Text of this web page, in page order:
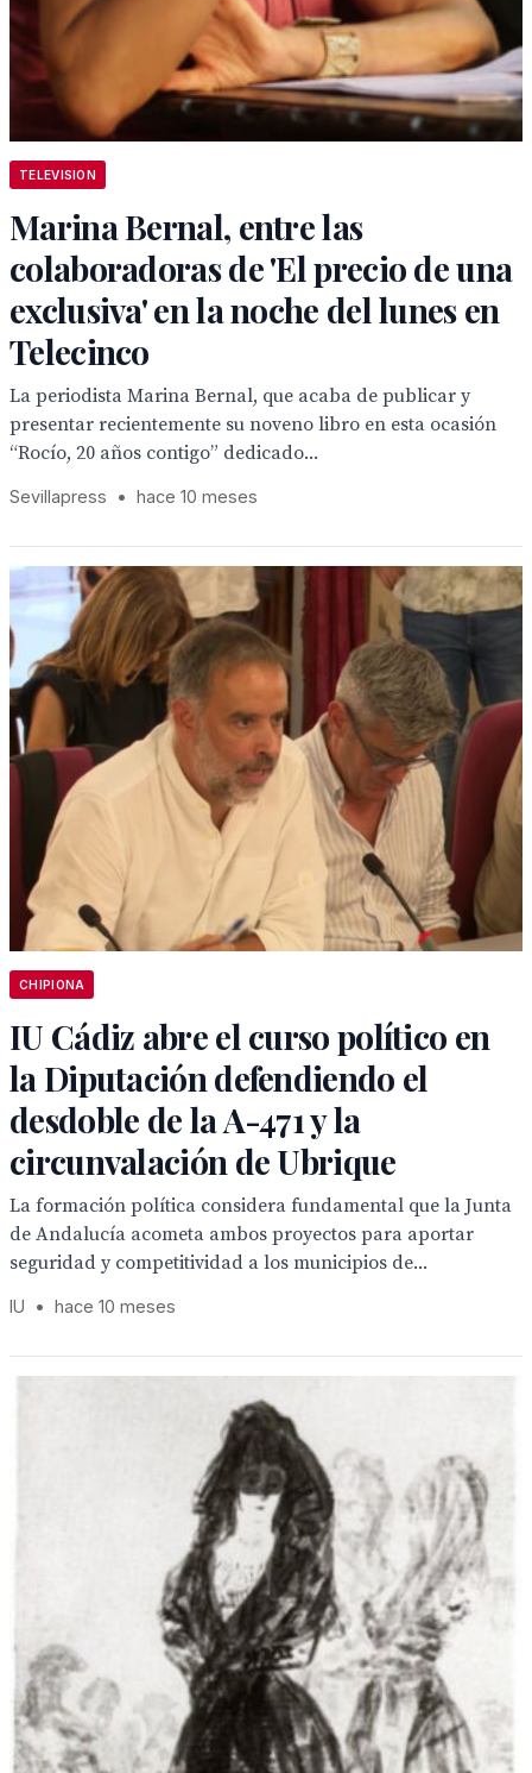
TELEVISION
Marina Bernal, entre las
colaboradoras de 'El precio de una
exclusiva' en la noche del lunes en
Telecinco
La periodista Marina Bernal, que acaba de publicar y
presentar recientemente su noveno libro en esta ocasión
“Rocío, 20 años contigo” dedicado...
Sevillapress • hace 10 meses
CHIPIONA
IU Cádiz abre el curso político en
la Diputación defendiendo el
desdoble de la A-471 y la
circunvalación de Ubrique
La formación política considera fundamental que la Junta
de Andalucía acometa ambos proyectos para aportar
seguridad y competitividad a los municipios de...
IU • hace 10 meses